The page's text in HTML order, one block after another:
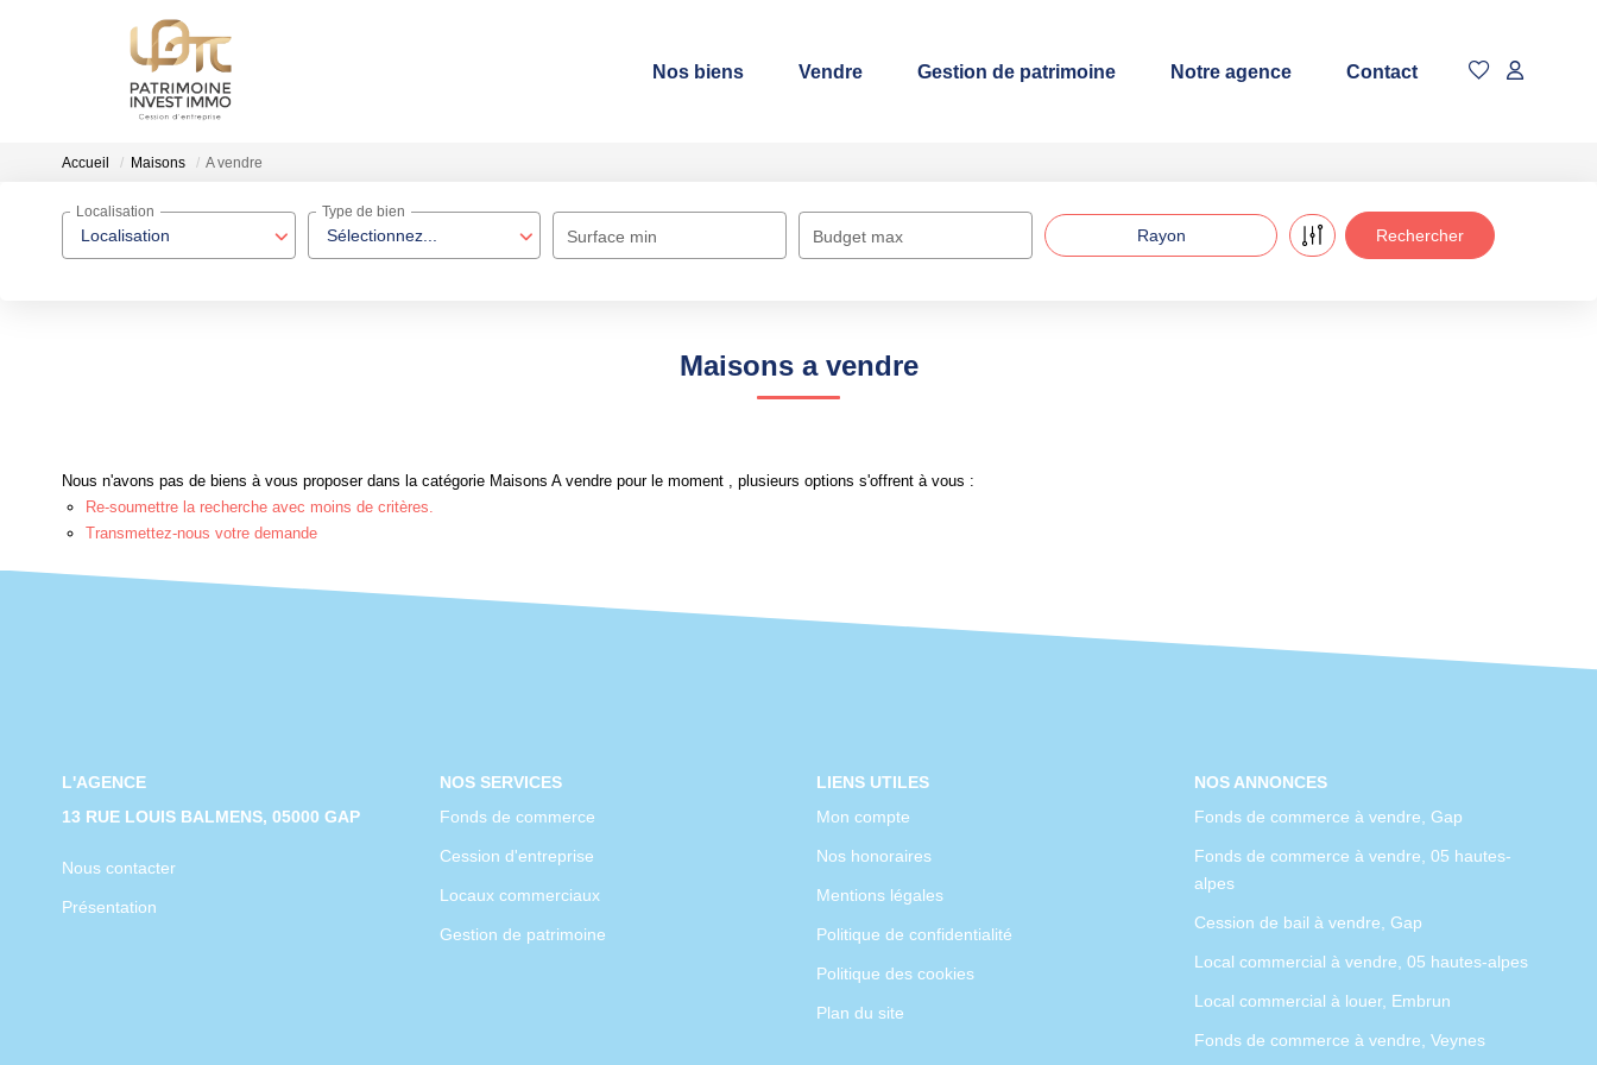
Nos biens Vendre Gestion de patrimoine Notre agence Contact
Accueil Maisons A vendre
Localisation
Localisation
Sélectionnez...
Type de bien
Surface min Budget max Rayon
Maisons a vendre
Nous n'avons pas de biens à vous proposer dans la catégorie Maisons A vendre pour le moment , plusieurs options s'offrent à vous :
Re-soumettre la recherche avec moins de critères.
Transmettez-nous votre demande
L'AGENCE
13 RUE LOUIS BALMENS, 05000 GAP
Nous contacter
Présentation
NOS SERVICES
Fonds de commerce
Cession d'entreprise
Locaux commerciaux
Gestion de patrimoine
LIENS UTILES
Mon compte
Nos honoraires
Mentions légales
Politique de confidentialité
Politique des cookies
Plan du site
NOS ANNONCES
Fonds de commerce à vendre, Gap
Fonds de commerce à vendre, 05 hautes-
alpes
Cession de bail à vendre, Gap
Local commercial à vendre, 05 hautes-alpes
Local commercial à louer, Embrun
Fonds de commerce à vendre, Veynes